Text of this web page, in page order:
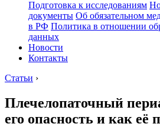
Подготовка к исследованиям
документы Об обязательном
в РФ Политика в отношении
данных
Новости
Контакты
Статьи ›
Плечелопаточный
его опасность и как её